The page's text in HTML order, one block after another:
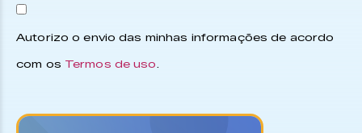
Autorizo o envio das minhas informações de acordo
com os Termos de uso.